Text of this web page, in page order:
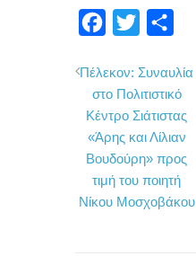
c
e
b
o
o
k
i
t
t
e
r
ι
ρ
α
σ
τ
ε
Πέλεκον: Συναυλία
στο Πολιτιστικό
Κέντρο Σιάτιστας
«Άρης και Λίλιαν
Βουδούρη» προς
τιμή του ποιητή
Νίκου Μοσχοβάκου